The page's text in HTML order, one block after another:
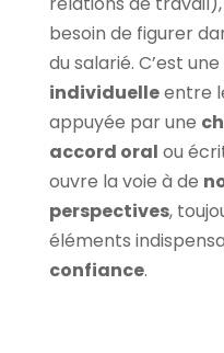
besoin de figurer
du salarié. C’est
individuelleentre
appuyée par une
accord oral ou
ouvre la voie à de
perspectives,
éléments
confiance.